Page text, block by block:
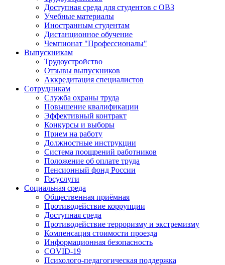
Доступная среда для студентов с ОВЗ
Учебные материалы
Иностранным студентам
Дистанционное обучение
Чемпионат "Профессионалы"
Выпускникам
Трудоустройство
Отзывы выпускников
Аккредитация специалистов
Сотрудникам
Служба охраны труда
Повышение квалификации
Эффективный контракт
Конкурсы и выборы
Прием на работу
Должностные инструкции
Система поощрений работников
Положение об оплате труда
Пенсионный фонд России
Госуслуги
Социальная среда
Общественная приёмная
Противодействие коррупции
Доступная среда
Противодействие терроризму и экстремизму
Компенсация стоимости проезда
Информационная безопасность
COVID-19
Психолого-педагогическая поддержка